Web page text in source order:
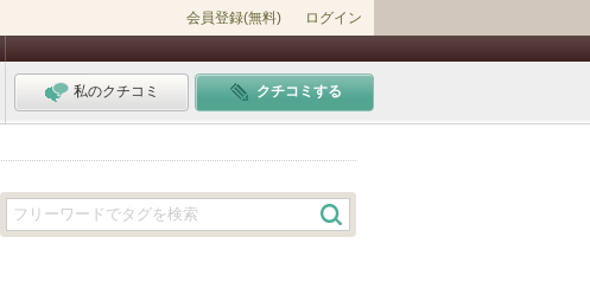
会員登録(無料) ログイン
私のクチコミ クチコミする